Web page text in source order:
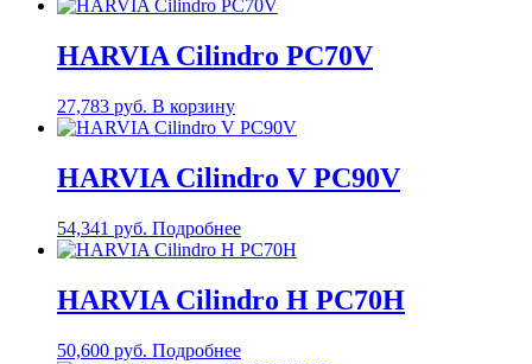
HARVIA Cilindro PC70V
27,783 руб. В корзину
HARVIA Cilindro V PC90V
54,341 руб. Подробнее
HARVIA Cilindro H PC70H
50,600 руб. Подробнее